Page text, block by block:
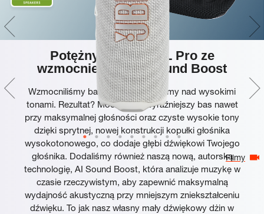
Filmy
Potężny dźwięk JBL Pro ze
wzmocnieniem AI Sound Boost
Wzmocniliśmy basy i popracowaliśmy nad wysokimi
tonami. Rezultat? Mocniejszy, wyraźniejszy bas nawet
przy maksymalnej głośności oraz czyste wysokie tony
dzięki sprytnej, nowej konstrukcji kopułki głośnika
wysokotonowego, co dodaje głębi dźwiękowi Twojego
głośnika. Dodaliśmy również naszą nową, autorską
technologię, AI Sound Boost, która analizuje muzykę w
czasie rzeczywistym, aby zapewnić maksymalną
wydajność akustyczną przy mniejszym zniekształceniu
dźwięku. To jak nasz własny mały dźwiękowy dżin w